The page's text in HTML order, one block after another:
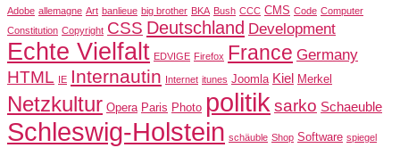
Adobe allemagne Art banlieue big brother BKA Bush CCC CMS Code Computer
Constitution Copyright CSS Deutschland Development
Echte Vielfalt EDVIGE Firefox France Germany
HTML IE Internautin Internet itunes Joomla Kiel Merkel
Netzkultur Opera Paris Photo politik sarko Schaeuble
Schleswig-Holstein schäuble Shop Software spiegel